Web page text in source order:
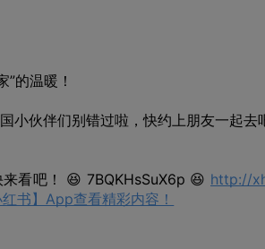
的温暖！
小伙伴们别错过啦，快约上朋友一起去
看吧！ 😆 7BQKHsSuX6p 😆 http://
书】App查看精彩内容！